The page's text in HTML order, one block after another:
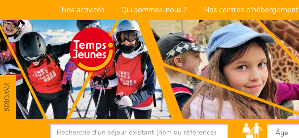
Nos activités Qui sommes-nous ? Nos centres d’hébergement
FAVORIS